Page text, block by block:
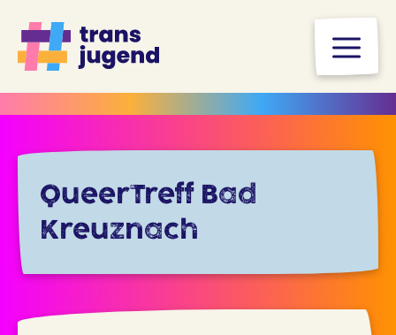
Inhalt
springen
QueerTreff Bad
Kreuznach